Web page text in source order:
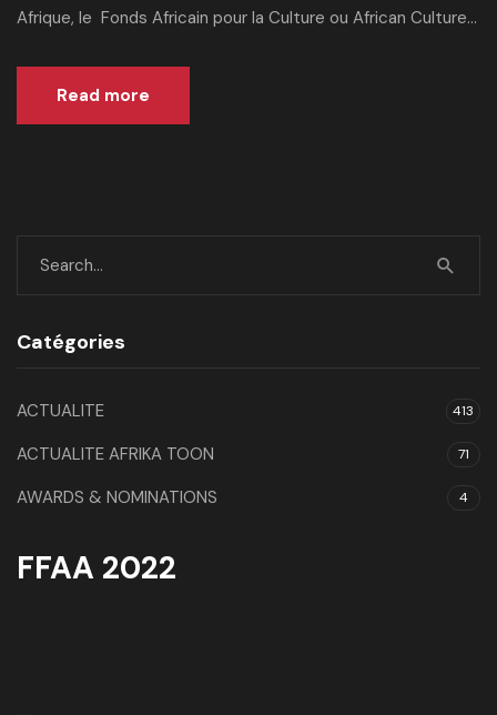
Afrique, le Fonds Africain pour la Culture ou African Culture...
Read more
Catégories
ACTUALITE 413
ACTUALITE AFRIKA TOON 71
AWARDS & NOMINATIONS 4
FFAA 2022